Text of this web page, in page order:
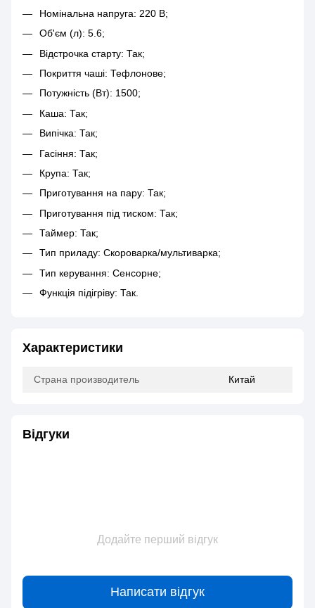
Номінальна напруга: 220 В;
Об'єм (л): 5.6;
Відстрочка старту: Так;
Покриття чаші: Тефлонове;
Потужність (Вт): 1500;
Каша: Так;
Випічка: Так;
Гасіння: Так;
Крупа: Так;
Приготування на пару: Так;
Приготування під тиском: Так;
Таймер: Так;
Тип приладу: Скороварка/мультиварка;
Тип керування: Сенсорне;
Функція підігріву: Так.
Характеристики
Страна производитель Китай
Відгуки
Додайте перший відгук
Написати відгук